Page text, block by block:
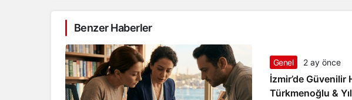
Benzer Haberler
Genel 2 ay önce
İzmir’de
Türkmenoğlu &